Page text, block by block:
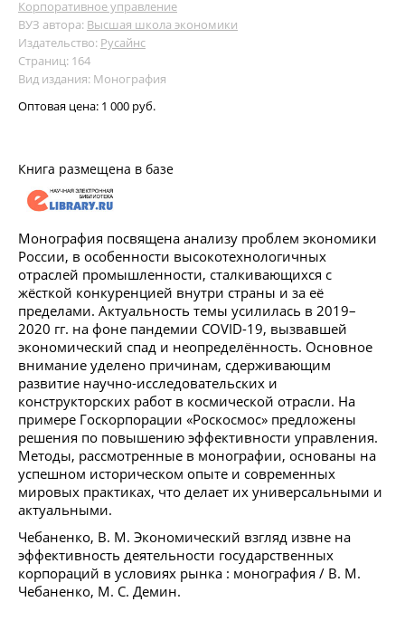
Корпоративное управление
ВУЗ автора: Высшая школа экономики
Издательство: Русайнс
Страниц: 164
Вид издания: Монография
Оптовая цена: 1 000 руб.
Книга размещена в базе
Монография посвящена анализу проблем экономики
России, в особенности высокотехнологичных
отраслей промышленности, сталкивающихся с
жёсткой конкуренцией внутри страны и за её
пределами. Актуальность темы усилилась в 2019–
2020 гг. на фоне пандемии COVID-19, вызвавшей
экономический спад и неопределённость. Основное
внимание уделено причинам, сдерживающим
развитие научно-исследовательских и
конструкторских работ в космической отрасли. На
примере Госкорпорации «Роскосмос» предложены
решения по повышению эффективности управления.
Методы, рассмотренные в монографии, основаны на
успешном историческом опыте и современных
мировых практиках, что делает их универсальными и
актуальными.
Чебаненко, В. М. Экономический взгляд извне на
эффективность деятельности государственных
корпораций в условиях рынка : монография / В. М.
Чебаненко, М. С. Демин.